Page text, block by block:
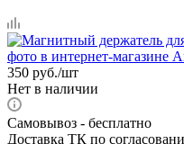
350 руб./шт
Нет в наличии
Самовывоз - бесплатно
Доставка ТК по